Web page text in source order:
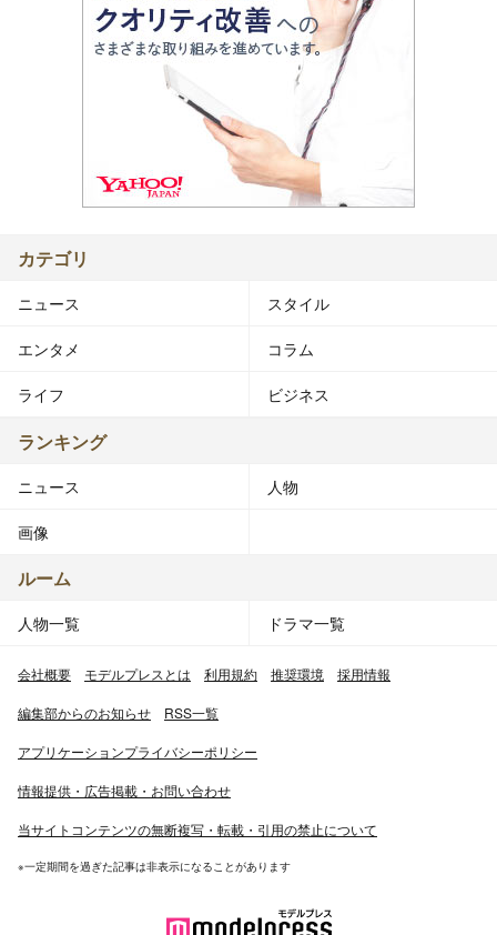
カテゴリ
ニュース スタイル
エンタメ コラム
ライフ ビジネス
ランキング
ニュース 人物
画像
ルーム
人物一覧 ドラマ一覧
会社概要 モデルプレスとは 利用規約 推奨環境 採用情報
編集部からのお知らせ RSS一覧
アプリケーションプライバシーポリシー
情報提供・広告掲載・お問い合わせ
当サイトコンテンツの無断複写・転載・引用の禁止について
※一定期間を過ぎた記事は非表示になることがあります